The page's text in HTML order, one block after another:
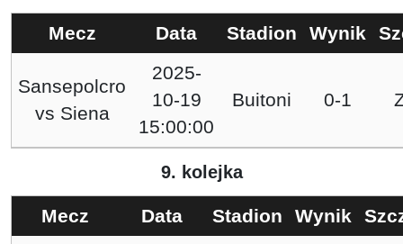
Mecz Data Stadion Wynik
Sansepolcro
vs Siena
2025-
10-19
15:00:00
Buitoni 0-1
9. kolejka
Mecz Data Stadion Wynik